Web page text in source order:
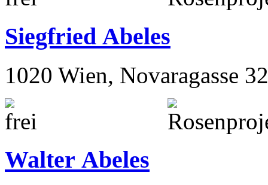
Siegfried Abeles
1020 Wien, Novaragasse
Walter Abeles